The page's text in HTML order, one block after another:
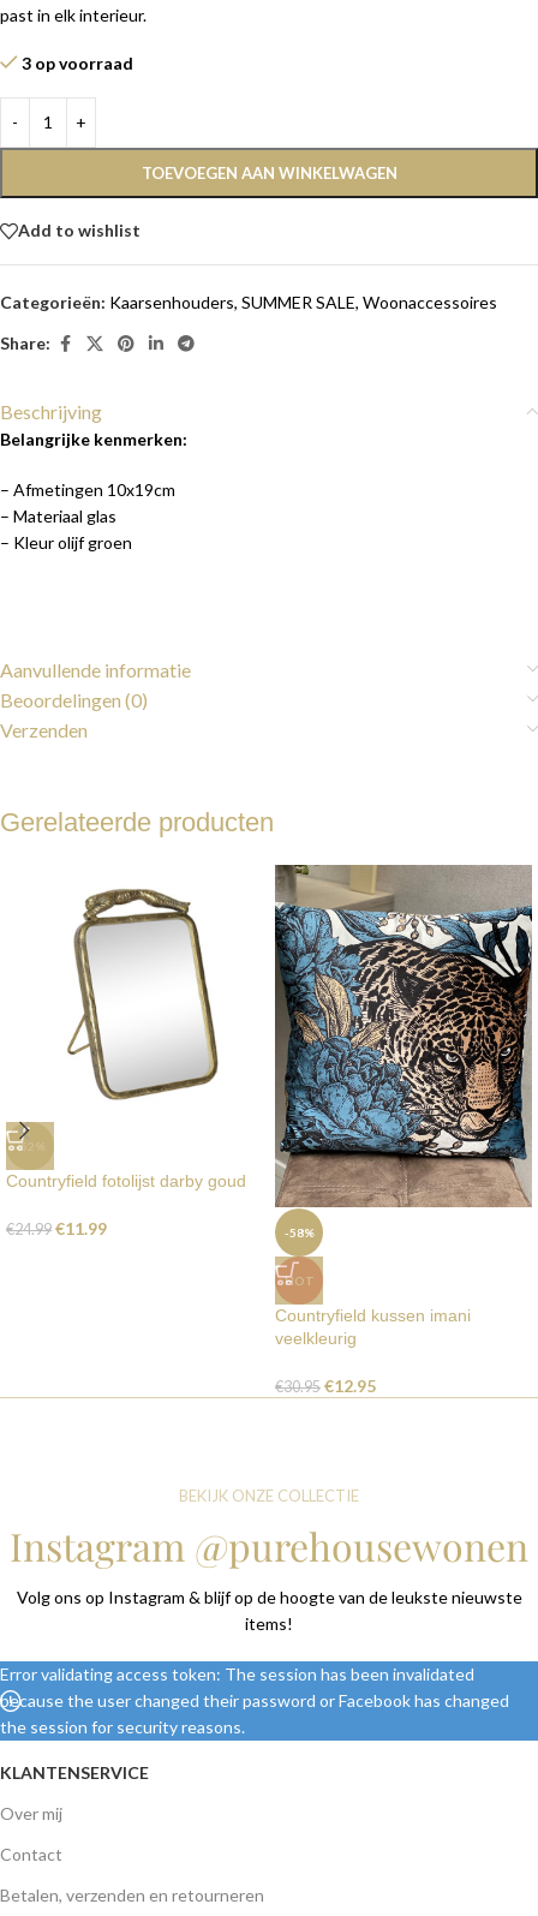
past in elk interieur.
3 op voorraad
TOEVOEGEN AAN WINKELWAGEN
Add to wishlist
Categorieën: Kaarsenhouders, SUMMER SALE, Woonaccessoires
Share:
Beschrijving
Belangrijke kenmerken:
– Afmetingen 10x19cm
– Materiaal glas
– Kleur olijf groen
Aanvullende informatie
Beoordelingen (0)
Verzenden
Gerelateerde producten
-52%
Countryfield fotolijst darby goud
€24.99 €11.99 -58%
HOT
Countryfield kussen imani
veelkleurig
€30.95 €12.95
BEKIJK ONZE COLLECTIE
Instagram @purehousewonen
Volg ons op Instagram & blijf op de hoogte van de leukste nieuwste
items!
Error validating access token: The session has been invalidated
because the user changed their password or Facebook has changed
the session for security reasons.
KLANTENSERVICE
Over mij
Contact
Betalen, verzenden en retourneren